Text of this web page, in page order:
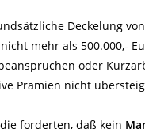
Deckelung
mehr als 500.000,-
oder
Prämien nicht
forderten, daß kein